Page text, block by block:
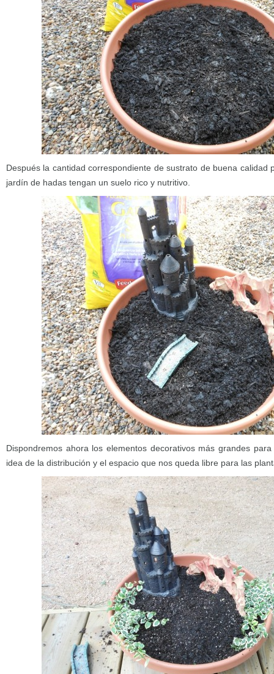
Después la cantidad correspondiente de sustrato de buena calidad
jardín de hadas tengan un suelo rico y nutritivo.
Dispondremos ahora los elementos decorativos más grandes
idea de la distribución y el espacio que nos queda libre para las